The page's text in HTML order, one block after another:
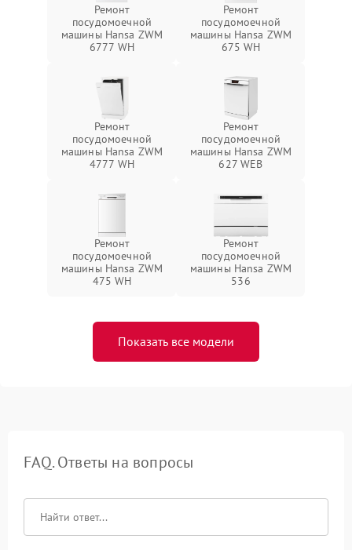
Ремонт
посудомоечной
машины Hansa ZWM
6777 WH
Ремонт
посудомоечной
машины Hansa ZWM
675 WH
Ремонт
посудомоечной
машины Hansa ZWM
4777 WH
Ремонт
посудомоечной
машины Hansa ZWM
627 WEB
Ремонт
посудомоечной
машины Hansa ZWM
475 WH
Ремонт
посудомоечной
машины Hansa ZWM
536
Показать все модели
FAQ. Ответы на вопросы